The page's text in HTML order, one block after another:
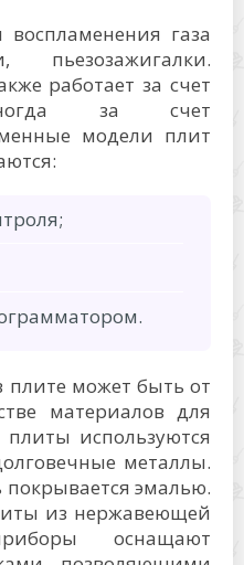
газа
пьезозажигалки.
работает за счет
за счет
модели плит
плите может быть от
материалов для
плиты используются
металлы.
эмалью.
из нержавеющей
оснащают